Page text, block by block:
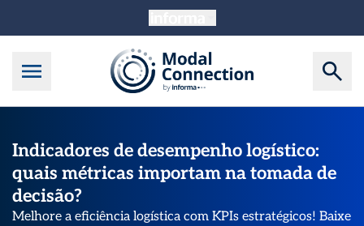
Indicadores de desempenho logístico:
quais métricas importam na tomada de
decisão?
Melhore a eficiência logística com KPIs estratégicos! Baixe